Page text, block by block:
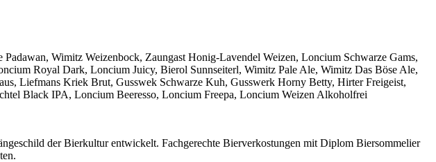
Wimitz Weizenbock, Zaungast Honig-Lavendel Weizen, Loncium Schwarze Gams,
Royal Dark, Loncium Juicy, Bierol Sunnseiterl, Wimitz Pale Ale, Wimitz Das Böse Ale,
Liefmans Kriek Brut, Gusswek Schwarze Kuh, Gusswerk Horny Betty, Hirter Freigeist,
Black IPA, Loncium Beeresso, Loncium Freepa, Loncium Weizen Alkoholfrei
der Bierkultur entwickelt. Fachgerechte Bierverkostungen mit Diplom Biersommelier